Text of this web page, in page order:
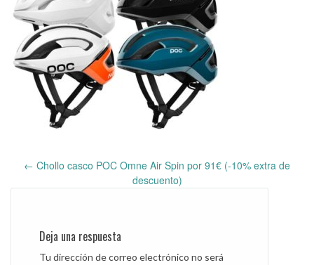
navigation
← Chollo casco POC Omne Air Spin por 91€ (-10% extra de
descuento)
Deja una respuesta
Tu dirección de correo electrónico no será